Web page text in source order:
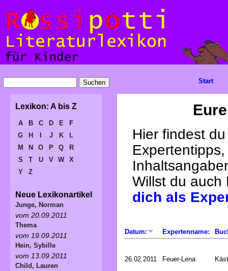
Hier findest
Willst du
dich als
Datum: Expertenname:
26.02.2011 Feuer-Lena
Start
Lexikon: A bis Z
A B C D E
F
G
H J K
L
M
N O P Q
R
S
T U V W
X
Y
Z
Neue Lexikonartikel
Junge, Norman
vom 20.09.2011
Thema
vom 19.09.2011
Hein, Sybille
vom 13.09.2011
Child, Lauren